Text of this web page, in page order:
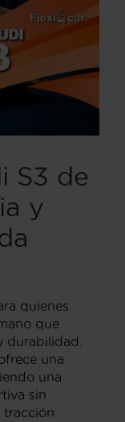
S3 de
y
quienes
que
durabilidad.
una
una
sin
tracción